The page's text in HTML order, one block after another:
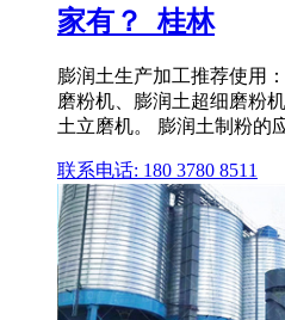
家有？_桂林
膨润土生产加工推荐使用
磨粉机、膨润土超细磨粉
土立磨机。 膨润土制粉的
联系电话: 180 3780 8511